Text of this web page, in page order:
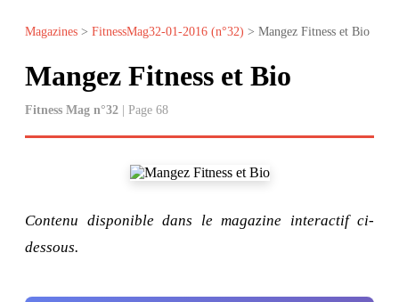
Magazines > FitnessMag32-01-2016 (n°32) > Mangez Fitness et Bio
Mangez Fitness et Bio
Fitness Mag n°32 | Page 68
Contenu disponible dans le magazine interactif ci-
dessous.